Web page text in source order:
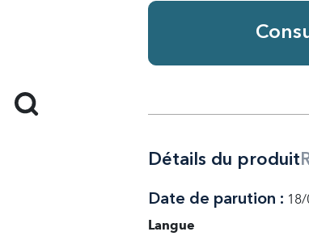
Détails du produit
Date de parution :
Langue